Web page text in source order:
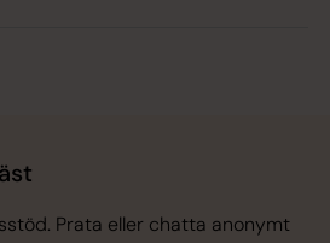
Prata eller chatta anonymt